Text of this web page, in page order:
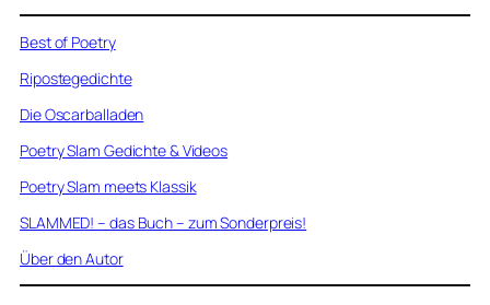
Best of Poetry
Ripostegedichte
Die Oscarballaden
Poetry Slam Gedichte & Videos
Poetry Slam meets Klassik
SLAMMED! – das Buch – zum Sonderpreis!
Über den Autor